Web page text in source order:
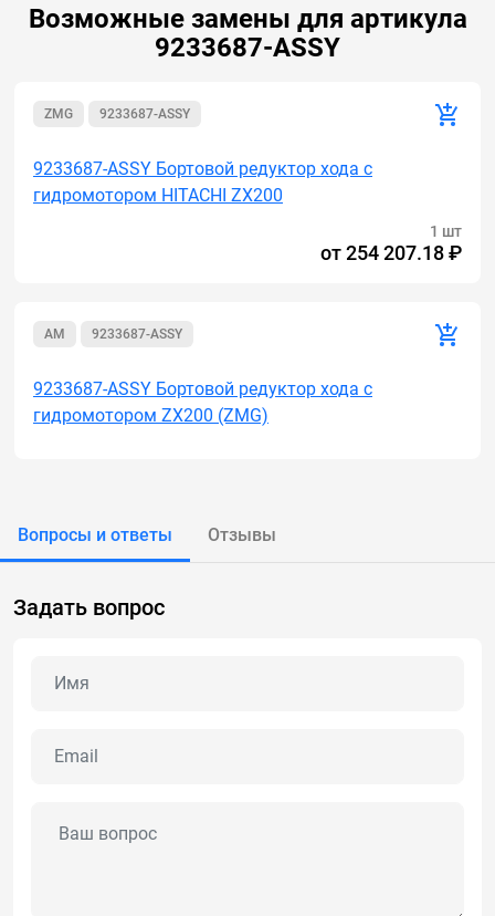
Возможные замены для артикула
9233687-ASSY
ZMG 9233687-ASSY
9233687-ASSY Бортовой редуктор хода с
гидромотором HITACHI ZX200
1 шт
от254 207.18 ₽
AM 9233687-ASSY
9233687-ASSY Бортовой редуктор хода с
гидромотором ZX200 (ZMG)
Вопросы и ответы Отзывы
Задать вопрос